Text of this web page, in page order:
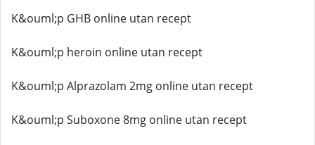
K&ouml;p GHB online utan recept
K&ouml;p heroin online utan recept
K&ouml;p Alprazolam 2mg online utan recept
K&ouml;p Suboxone 8mg online utan recept